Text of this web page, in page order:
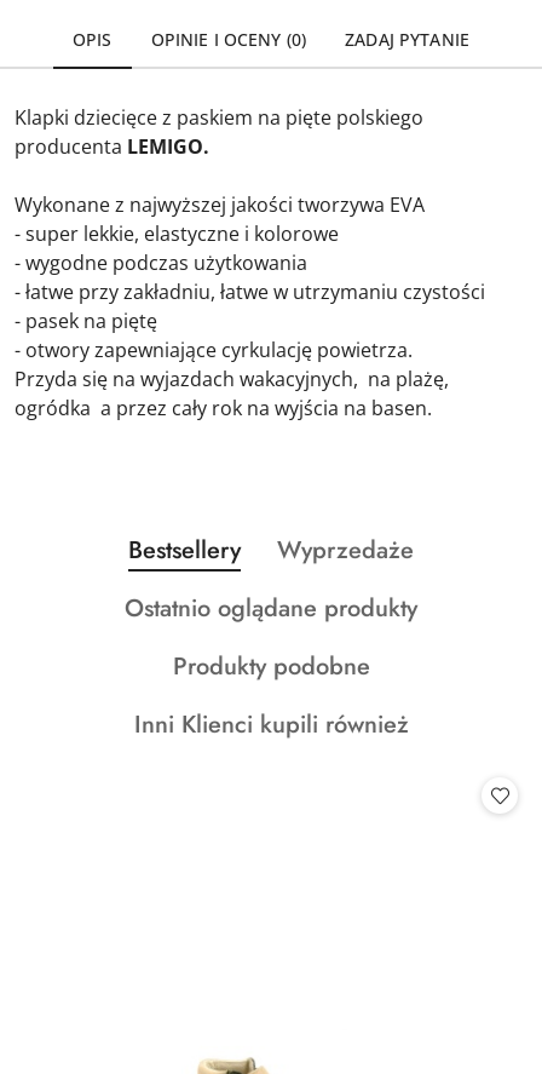
OPIS OPINIE I OCENY (0) ZADAJ PYTANIE
Klapki dziecięce z paskiem na pięte polskiego
producenta LEMIGO.
Wykonane z najwyższej jakości tworzywa EVA
- super lekkie, elastyczne i kolorowe
- wygodne podczas użytkowania
- łatwe przy zakładniu, łatwe w utrzymaniu czystości
- pasek na piętę
- otwory zapewniające cyrkulację powietrza.
Przyda się na wyjazdach wakacyjnych, na plażę,
ogródka a przez cały rok na wyjścia na basen.
Pomiń karuzelę produktów
Produkty
o
statusie:
Bestsellery
Produkty
statusie:
Wyprzedaże
Produkty
statusie:
Ostatnio oglądane produkty
Produkty
statusie:
Produkty podobne
Produkty
Inni Klienci kupili również